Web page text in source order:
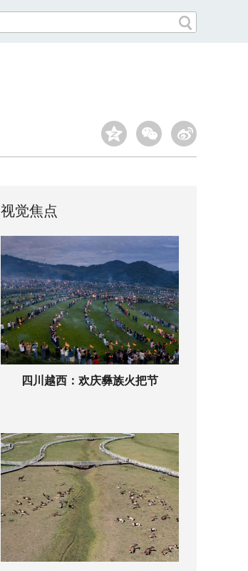
视觉焦点
四川越西：欢庆彝族火把节